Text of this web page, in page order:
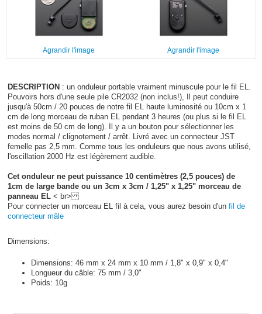
Agrandir l'image Agrandir l'image
DESCRIPTION : un onduleur portable vraiment minuscule pour le fil EL.
Pouvoirs hors d'une seule pile CR2032 (non inclus!), Il peut conduire
jusqu'à 50cm / 20 pouces de notre fil EL haute luminosité ou 10cm x 1
cm de long morceau de ruban EL pendant 3 heures (ou plus si le fil EL
est moins de 50 cm de long). Il y a un bouton pour sélectionner les
modes normal / clignotement / arrêt. Livré avec un connecteur JST
femelle pas 2,5 mm. Comme tous les onduleurs que nous avons utilisé,
l'oscillation 2000 Hz est légèrement audible.
Cet onduleur ne peut puissance 10 centimètres (2,5 pouces) de
1cm de large bande ou un 3cm x 3cm / 1,25" x 1,25" morceau de
panneau EL < br>
Pour connecter un morceau EL fil à cela, vous aurez besoin d'un fil de
connecteur mâle
Dimensions:
Dimensions: 46 mm x 24 mm x 10 mm / 1,8" x 0,9" x 0,4"
Longueur du câble: 75 mm / 3,0"
Poids: 10g